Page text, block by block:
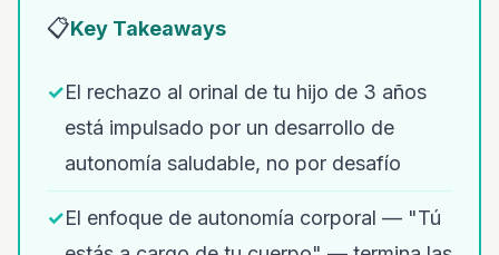
📋Key Takeaways
✓El rechazo al orinal de tu hijo de 3 años
está impulsado por un desarrollo de
autonomía saludable, no por desafío
✓El enfoque de autonomía corporal — "Tú